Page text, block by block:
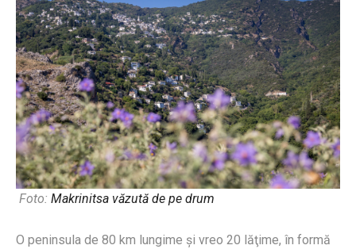
Foto: Makrinitsa văzută de pe drum
O peninsula de 80 km lungime şi vreo 20 lăţime, în formă